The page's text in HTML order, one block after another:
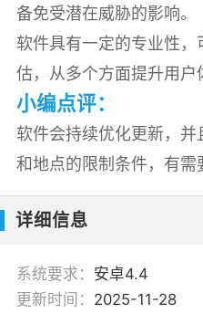
备免受潜在威胁的影响。
软件具有一定的专业性
估，从多个方面提升用户
小编点评：
软件会持续优化更新，并
和地点的限制条件，有需
详细信息
系统要求： 安卓4.4
更新时间： 2025-11-28